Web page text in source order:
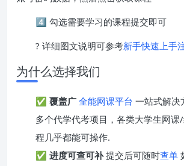
4️⃣ 勾选需要学习的课程提交即可
? 详细图文说明可参考新手快速上手
为什么选择我们
✅ 覆盖广 全能网课平台 一站式解决
多个代学代考项目，各类大学生网
程几乎都能可操作.
✅ 进度可查可补提交后可随时查单